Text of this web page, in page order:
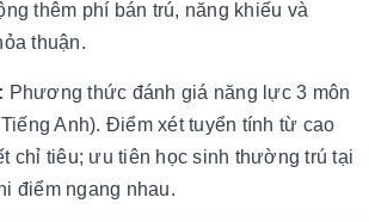
thêm phí bán trú, năng khiếu và
thuận.
Phương thức đánh giá năng lực 3 môn
Anh). Điểm xét tuyển tính từ cao
chỉ tiêu; ưu tiên học sinh thường trú tại
điểm ngang nhau.